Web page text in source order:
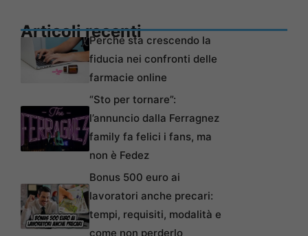
Articoli recentiPerché sta crescendo la
fiducia nei confronti delle
farmacie online
“Sto per tornare”:
l’annuncio dalla Ferragnez
family fa felici i fans, ma
non è Fedez
Bonus 500 euro ai
lavoratori anche precari:
tempi, requisiti, modalità e
come non perderlo